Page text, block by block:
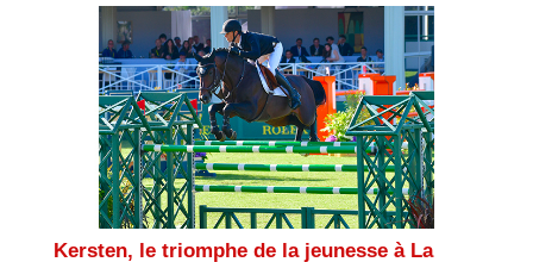
Kersten, le triomphe de la jeunesse à La